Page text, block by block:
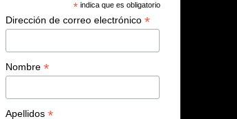
*indica que es obligatorio
Dirección de correo electrónico*
Nombre*
Apellidos*